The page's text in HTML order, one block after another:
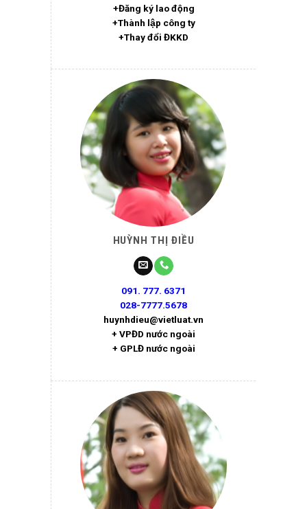
+Đăng ký lao động
+Thành lập công ty
+Thay đổi ĐKKD
HUỲNH THỊ ĐIỀU
091. 777. 6371
028-7777.5678
huynhdieu@vietluat.vn
+ VPĐD nước ngoài
+ GPLĐ nước ngoài